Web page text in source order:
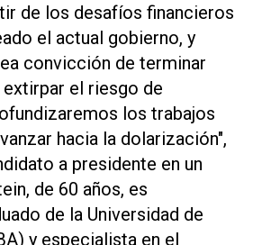
de los desafíos financieros
el actual gobierno, y
convicción de terminar
el riesgo de
los trabajos
hacia la dolarización",
a presidente en un
de 60 años, es
de la Universidad de
y especialista en el